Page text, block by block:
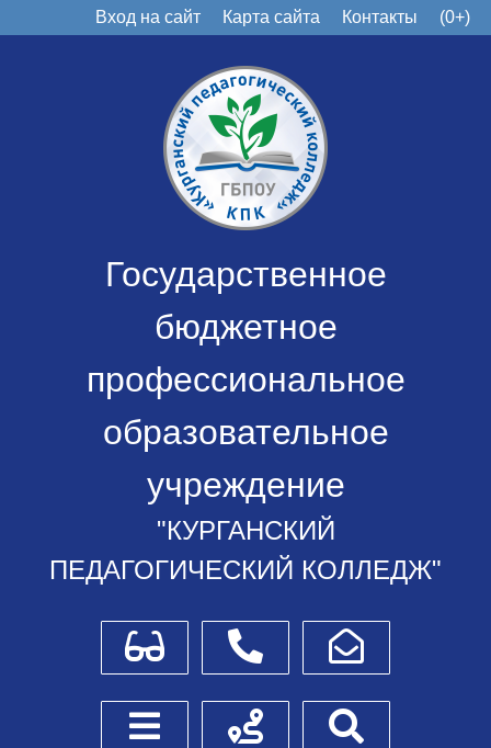
Вход на сайт Карта сайта Контакты (0+)
Государственное
бюджетное
профессиональное
образовательное
учреждение
"КУРГАНСКИЙ
ПЕДАГОГИЧЕСКИЙ КОЛЛЕДЖ"
Для слабовидящихТелефоныНаписать обращение
Боковое менюСхема проезда